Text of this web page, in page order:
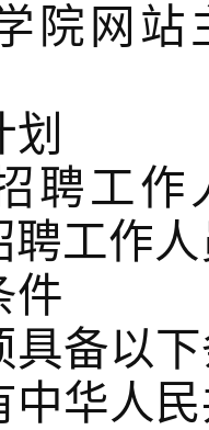
院网站
聘工作
聘工作
件
具备以
中华人